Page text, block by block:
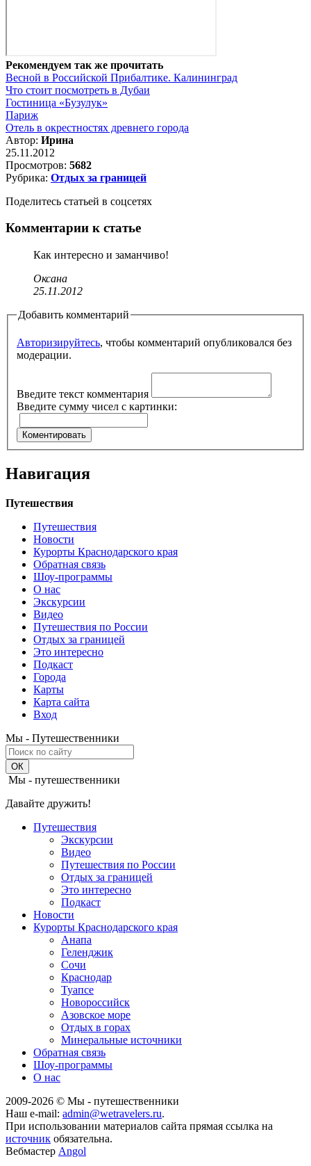
Рекомендуем так же прочитать
Весной в Российской Прибалтике. Калининград
Что стоит посмотреть в Дубаи
Гостиница «Бузулук»
Париж
Отель в окрестностях древнего города
Автор: Ирина
25.11.2012
Просмотров: 5682
Рубрика: Отдых за границей
Поделитесь статьей в соцсетях
Комментарии к статье
Как интересно и заманчиво!
Оксана
25.11.2012
Добавить комментарий
Авторизируйтесь, чтобы комментарий опубликовался без
модерации.
Введите текст комментария
Введите сумму чисел с картинки:
Навигация
Путешествия
Путешествия
Новости
Курорты Краснодарского края
Обратная связь
Шоу-программы
О нас
Экскурсии
Видео
Путешествия по России
Отдых за границей
Это интересно
Подкаст
Города
Карты
Карта сайта
Вход
Мы - Путешественники
Мы - путешественники
Давайте дружить!
Путешествия
Экскурсии
Видео
Путешествия по России
Отдых за границей
Это интересно
Подкаст
Новости
Курорты Краснодарского края
Анапа
Геленджик
Сочи
Краснодар
Туапсе
Новороссийск
Азовское море
Отдых в горах
Минеральные источники
Обратная связь
Шоу-программы
О нас
2009-2026 © Мы - путешественники
Наш e-mail: admin@wetravelers.ru.
При использовании материалов сайта прямая ссылка на
источник обязательна.
Вебмастер Angol